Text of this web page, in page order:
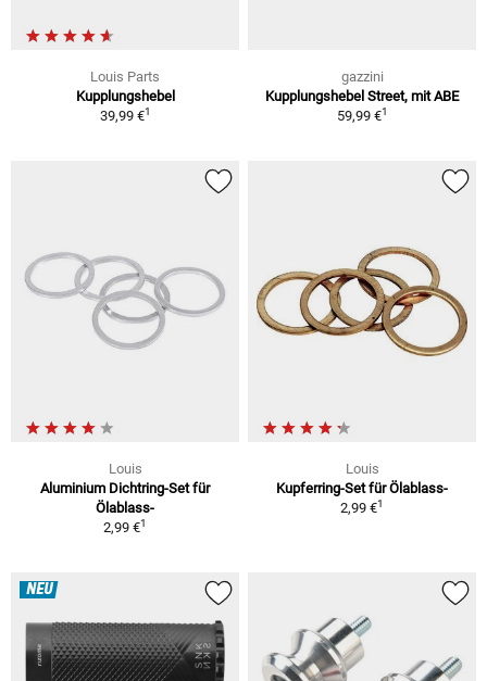
Louis Parts
Kupplungshebel
39,99 €1
gazzini
Kupplungshebel Street, mit ABE
59,99 €1
Louis
Aluminium Dichtring-Set für
Ölablass-
2,99 €1
Louis
Kupferring-Set für Ölablass-
2,99 €1
NEU